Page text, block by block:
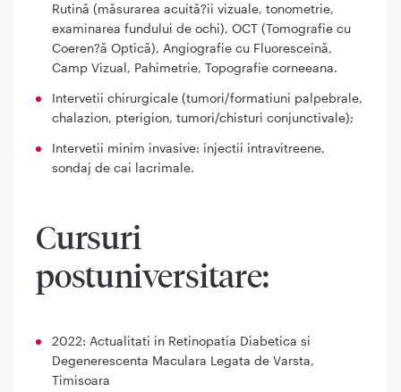
Rutină (măsurarea acuită?ii vizuale, tonometrie,
examinarea fundului de ochi), OCT (Tomografie cu
Coeren?ă Optică), Angiografie cu Fluoresceină,
Camp Vizual, Pahimetrie, Topografie corneeana.
Intervetii chirurgicale (tumori/formatiuni palpebrale,
chalazion, pterigion, tumori/chisturi conjunctivale);
Intervetii minim invasive: injectii intravitreene,
sondaj de cai lacrimale.
Cursuri
postuniversitare:
2022: Actualitati in Retinopatia Diabetica si
Degenerescenta Maculara Legata de Varsta,
Timisoara